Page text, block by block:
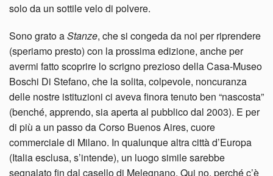
solo da un sottile velo di polvere.
Sono grato aStanze, che si congeda da noi per riprendere
(speriamo presto) con la prossima edizione, anche per
avermi fatto scoprire lo scrigno prezioso della Casa-Museo
Boschi Di Stefano, che la solita, colpevole, noncuranza
delle nostre istituzioni ci aveva finora tenuto ben “nascosta”
(benché, apprendo, sia aperta al pubblico dal 2003). E per
di più a un passo da Corso Buenos Aires, cuore
commerciale di Milano. In qualunque altra città d’Europa
(Italia esclusa, s’intende), un luogo simile sarebbe
segnalato fin dal casello di Melegnano. Qui no, perché c’è